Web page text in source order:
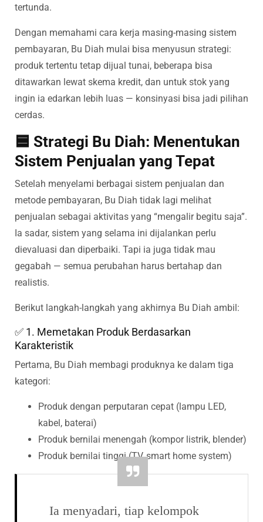
tertunda.
Dengan memahami cara kerja masing-masing sistem
pembayaran, Bu Diah mulai bisa menyusun strategi:
produk tertentu tetap dijual tunai, beberapa bisa
ditawarkan lewat skema kredit, dan untuk stok yang
ingin ia edarkan lebih luas — konsinyasi bisa jadi pilihan
cerdas.
🟦 Strategi Bu Diah: Menentukan
Sistem Penjualan yang Tepat
Setelah menyelami berbagai sistem penjualan dan
metode pembayaran, Bu Diah tidak lagi melihat
penjualan sebagai aktivitas yang “mengalir begitu saja”.
Ia sadar, sistem yang selama ini dijalankan perlu
dievaluasi dan diperbaiki. Tapi ia juga tidak mau
gegabah — semua perubahan harus bertahap dan
realistis.
Berikut langkah-langkah yang akhirnya Bu Diah ambil:
✅ 1. Memetakan Produk Berdasarkan
Karakteristik
Pertama, Bu Diah membagi produknya ke dalam tiga
kategori:
Produk dengan perputaran cepat (lampu LED,
kabel, baterai)
Produk bernilai menengah (kompor listrik, blender)
Produk bernilai tinggi (TV, smart home system)
Ia menyadari, tiap kelompok